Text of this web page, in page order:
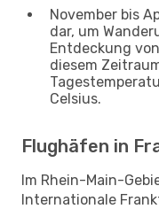
November bis
dar, um
Entdeckung
diesem
Celsius.
Flughäfen in
Im Rhein-Main-
Internationale